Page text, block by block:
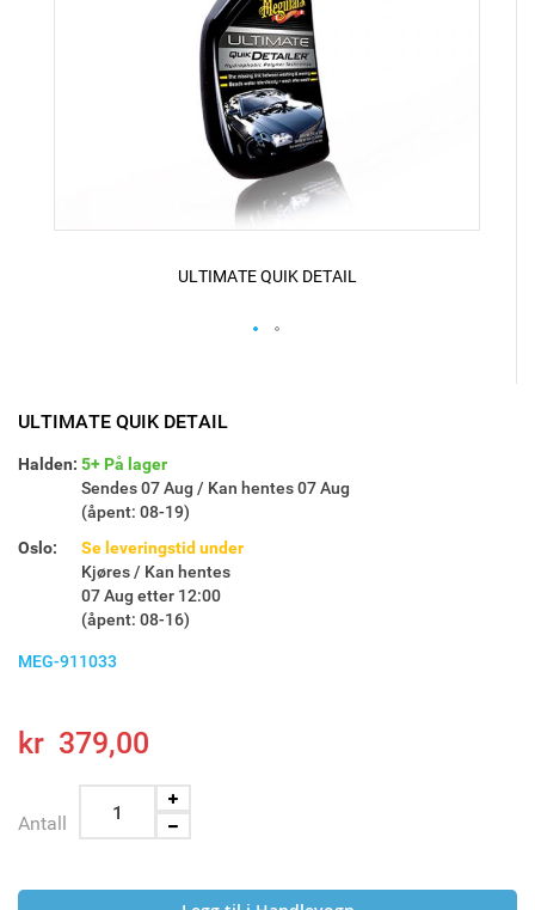
ULTIMATE QUIK DETAIL
Halden: 5+ På lager
Sendes 07 Aug / Kan hentes 07 Aug
(åpent: 08-19)
Oslo:
Se leveringstid under
Kjøres / Kan hentes
07 Aug etter 12:00
(åpent: 08-16)
MEG-911033
kr 379,00
Antall
ULTIMATE QUIK DETAIL
beginning
the
images
gallery